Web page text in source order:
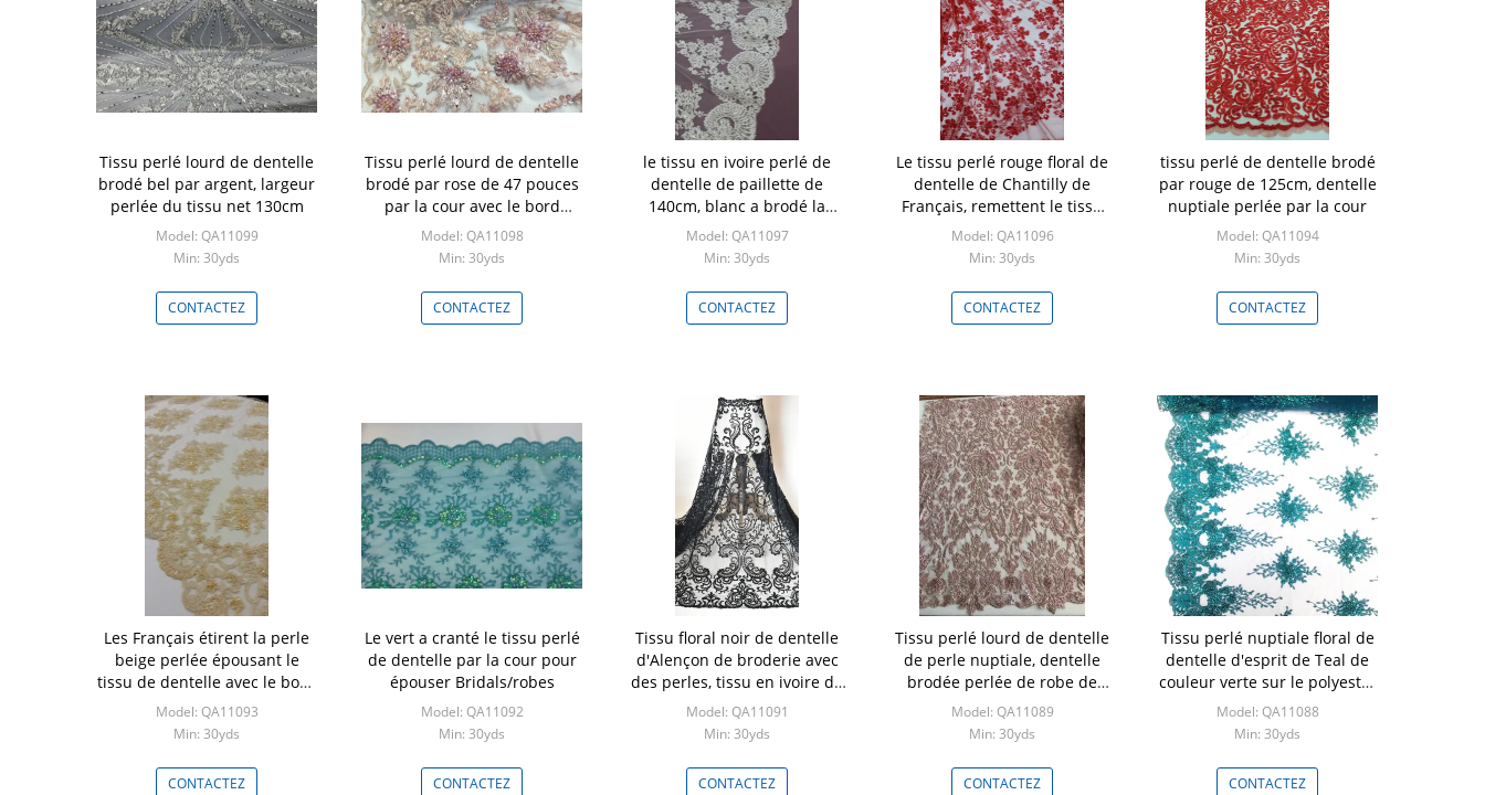
Tissu perlé lourd de dentelle
brodé bel par argent, largeur
perlée du tissu net 130cm
Model: QA11099
Min: 30yds
CONTACTEZ
Tissu perlé lourd de dentelle
brodé par rose de 47 pouces
par la cour avec le bord
cranté
Model: QA11098
Min: 30yds
CONTACTEZ
le tissu en ivoire perlé de
dentelle de paillette de
140cm, blanc a brodé la
dentelle nuptiale de mariage
Model: QA11097
Min: 30yds
CONTACTEZ
Le tissu perlé rouge floral de
dentelle de Chantilly de
Français, remettent le tissu
de maille perlé pour la robe
de mariage
Model: QA11096
Min: 30yds
CONTACTEZ
tissu perlé de dentelle brodé
par rouge de 125cm, dentelle
nuptiale perlée par la cour
Model: QA11094
Min: 30yds
CONTACTEZ
Les Français étirent la perle
beige perlée épousant le
tissu de dentelle avec le bord
cranté
Model: QA11093
Min: 30yds
CONTACTEZ
Le vert a cranté le tissu perlé
de dentelle par la cour pour
épouser Bridals/robes
Model: QA11092
Min: 30yds
CONTACTEZ
Tissu floral noir de dentelle
d'Alençon de broderie avec
des perles, tissu en ivoire de
dentelle de mariage
Model: QA11091
Min: 30yds
CONTACTEZ
Tissu perlé lourd de dentelle
de perle nuptiale, dentelle
brodée perlée de robe de
mariage
Model: QA11089
Min: 30yds
CONTACTEZ
Tissu perlé nuptiale floral de
dentelle d'esprit de Teal de
couleur verte sur le polyester
100% de maille
Model: QA11088
Min: 30yds
CONTACTEZ